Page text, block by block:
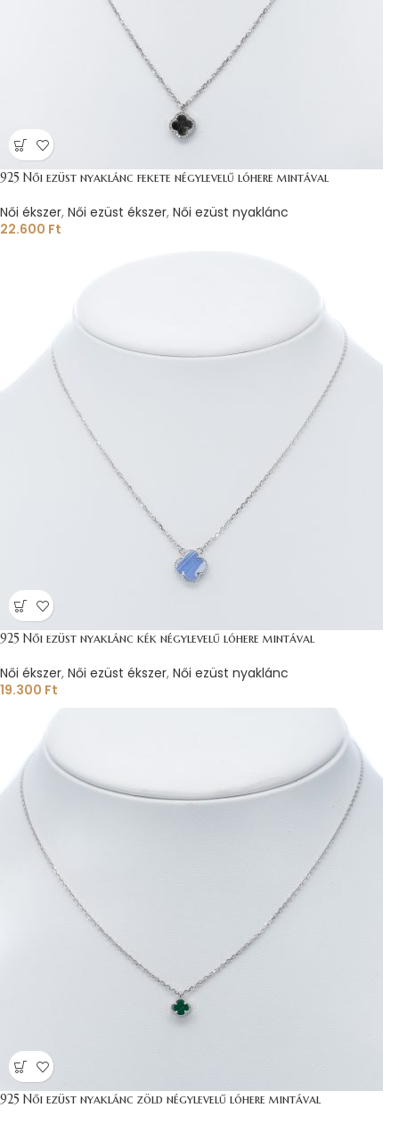
925 Női ezüst nyaklánc fekete négylevelű lóhere mintával
Női ékszer, Női ezüst ékszer, Női ezüst nyaklánc
22.600 Ft
925 Női ezüst nyaklánc kék négylevelű lóhere mintával
Női ékszer, Női ezüst ékszer, Női ezüst nyaklánc
19.300 Ft
925 Női ezüst nyaklánc zöld négylevelű lóhere mintával